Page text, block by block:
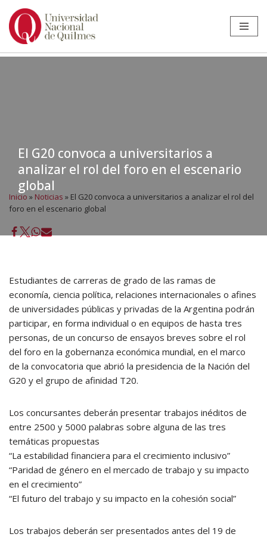
Ir
El G20 convoca a universitarios a
analizar el rol del foro en el escenario
global
Inicio » Noticias » El G20 convoca a universitarios a analizar el rol del
foro en el escenario global
Estudiantes de carreras de grado de las ramas de
economía, ciencia política, relaciones internacionales o afines
de universidades públicas y privadas de la Argentina podrán
participar, en forma individual o en equipos de hasta tres
personas, de un concurso de ensayos breves sobre el rol
del foro en la gobernanza económica mundial, en el marco
de la convocatoria que abrió la presidencia de la Nación del
G20 y el grupo de afinidad T20.
Los concursantes deberán presentar trabajos inéditos de
entre 2500 y 5000 palabras sobre alguna de las tres
temáticas propuestas
“La estabilidad financiera para el crecimiento inclusivo”
“Paridad de género en el mercado de trabajo y su impacto
en el crecimiento”
“El futuro del trabajo y su impacto en la cohesión social”
Los trabajos deberán ser presentados antes del 19 de